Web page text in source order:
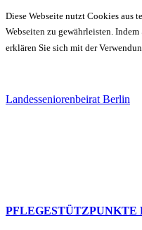
Diese Webseite nutzt Cookies aus
Webseiten zu gewährleisten.
erklären Sie sich mit der
Landesseniorenbeirat Berlin
PFLEGESTÜTZPUNKTE